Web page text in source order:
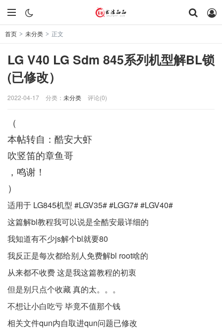
首页 > 未分类 > 正文
LG V40 LG Sdm 845系列机型解BL锁
(已修改）
2022-04-17 分类： 未分类 评论(0)
（
本帖转自：酷安大虾
吹竖笛的章鱼哥
，鸣谢！
）
适用于 LG845机型 #LGV35##LGG7##LGV40#
这篇解bl教程我可以说是全酷安最详细的
我知道有不少js解个bl就要80
我反正是每次都给别人免费解bl root啥的
从来都不收费 这是我这篇教程的初衷
但是别只点个收藏 真的太。。。
不想让小白吃亏 毕竟不值那个钱
相关文件qun内自取进qun问题已修改